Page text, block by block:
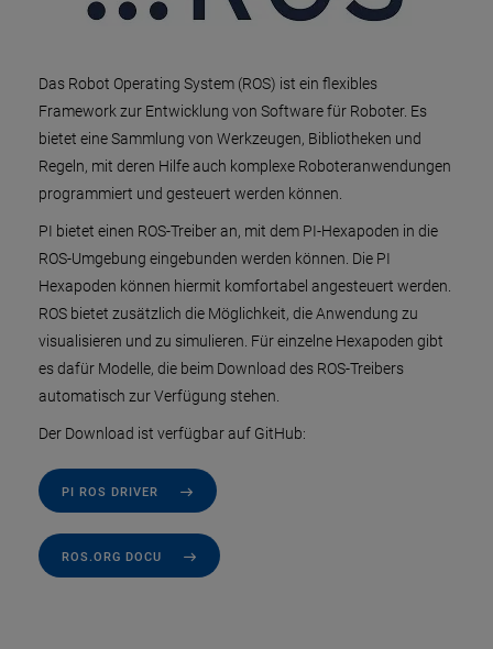
Das Robot Operating System (ROS) ist ein flexibles
Framework zur Entwicklung von Software für Roboter. Es
bietet eine Sammlung von Werkzeugen, Bibliotheken und
Regeln, mit deren Hilfe auch komplexe Roboteranwendungen
programmiert und gesteuert werden können.
PI bietet einen ROS-Treiber an, mit dem PI-Hexapoden in die
ROS-Umgebung eingebunden werden können. Die PI
Hexapoden können hiermit komfortabel angesteuert werden.
ROS bietet zusätzlich die Möglichkeit, die Anwendung zu
visualisieren und zu simulieren. Für einzelne Hexapoden gibt
es dafür Modelle, die beim Download des ROS-Treibers
automatisch zur Verfügung stehen.
Der Download ist verfügbar auf GitHub:
PI ROS DRIVER
ROS.ORG DOCU